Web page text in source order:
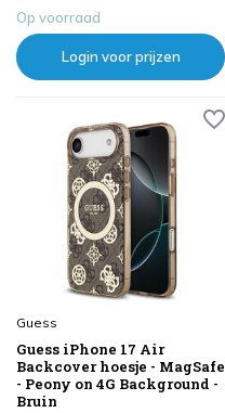
Op voorraad
Login voor prijzen
Guess
Guess iPhone 17 Air
Backcover hoesje - MagSafe
- Peony on 4G Background -
Bruin